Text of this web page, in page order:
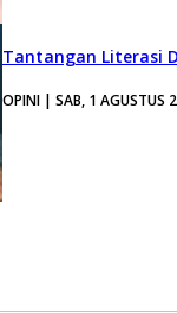
Tantangan Literasi
OPINI | SAB, 1 AGUSTUS